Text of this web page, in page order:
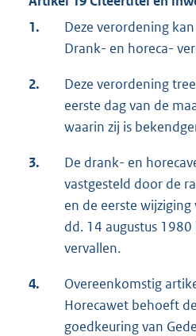
1.
Deze verordening
Drank- en horeca-
2.
Deze verordening
eerste dag van de
waarin zij is
3.
De drank- en
vastgesteld door de
en de eerste
dd. 14 augustus
vervallen.
4.
Overeenkomstig
Horecawet behoeft
goedkeuring van